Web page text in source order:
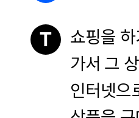
T
쇼핑을
가서 그
인터넷으